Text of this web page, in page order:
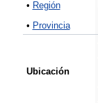
• Región
• Provincia
Ubicación